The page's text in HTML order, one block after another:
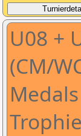
U08 +
(CM/
Medals